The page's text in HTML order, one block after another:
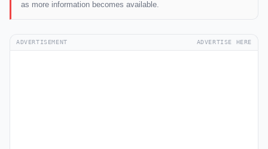
as more information becomes available.
ADVERTISEMENT ADVERTISE HERE